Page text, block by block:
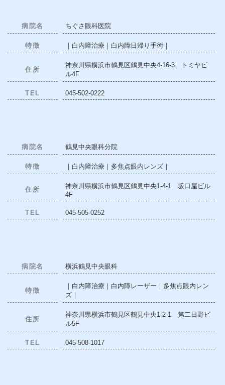
病院名 ちぐさ眼科医院
特徴 ｜白内障治療｜白内障日帰り手術｜
住所
神奈川県横浜市鶴見区鶴見中央4-16-3 トミヤビ
ル4F
TEL 045-502-0222
病院名 鶴見中央眼科分院
特徴 ｜白内障治療｜多焦点眼内レンズ｜
住所
神奈川県横浜市鶴見区鶴見中央1-4-1 坂口屋ビル
4F
TEL 045-505-0252
病院名 横浜鶴見中央眼科
特徴
｜白内障治療｜白内障レーザー｜多焦点眼内レン
ズ｜
住所
神奈川県横浜市鶴見区鶴見中央1-2-1 第二日野ビ
ル5F
TEL 045-508-1017